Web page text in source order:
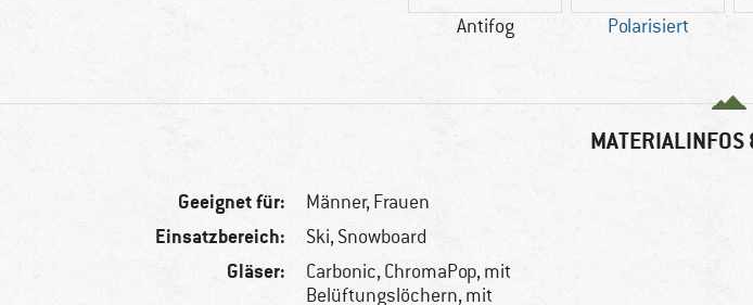
Antifog Polarisiert
MATERIALINFOS
Geeignet für: Männer, Frauen
Einsatzbereich: Ski, Snowboard
Gläser:
Carbonic, ChromaPop, mit
Belüftungslöchern, mit